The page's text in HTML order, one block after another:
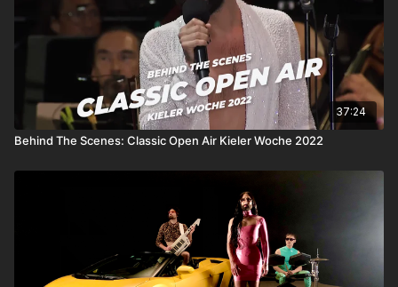
37:24
Behind The Scenes: Classic Open Air Kieler Woche 2022